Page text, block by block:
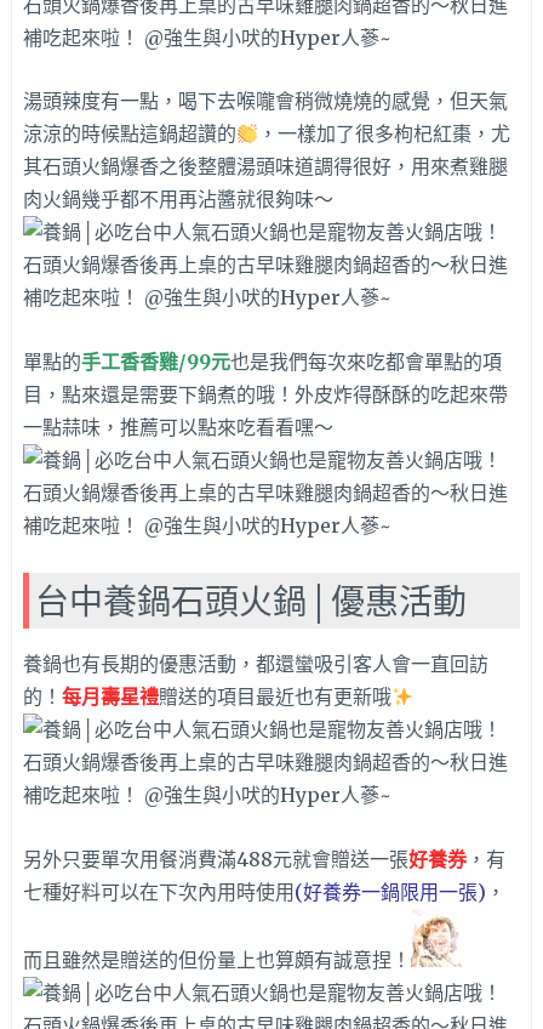
湯頭辣度有一點，喝下去喉嚨會稍微燒燒的感覺，但天氣
涼涼的時候點這鍋超讚的
，一樣加了很多枸杞紅棗，尤
其石頭火鍋爆香之後整體湯頭味道調得很好，用來煮雞腿
肉火鍋幾乎都不用再沾醬就很夠味～
單點的手工香香雞/99元也是我們每次來吃都會單點的項
目，點來還是需要下鍋煮的哦！外皮炸得酥酥的吃起來帶
一點蒜味， 推薦可以點來吃看看嘿～
台中養鍋石頭火鍋│優惠活動
養鍋也有長期的優惠活動，都還蠻吸引客人會一直回訪
的！ 每月壽星禮贈送的項目最近也有更新哦
另外只要單次用餐消費滿488元就會贈送一張好養券， 有
七種好料可以在下次內用時使用 (好養券一鍋限用一張) ，
而且雖然是贈送的但份量上也算頗有誠意捏！